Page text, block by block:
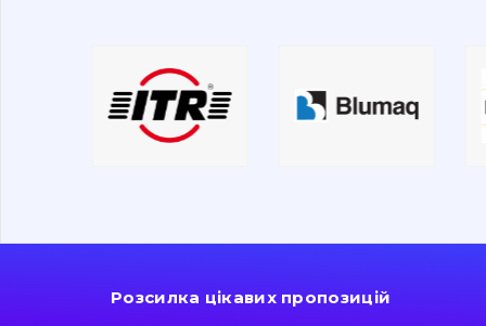
Розсилка цікавих пропозицій